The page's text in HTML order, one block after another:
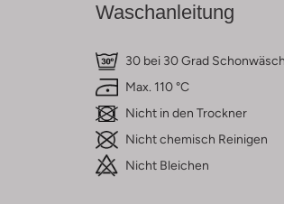
Waschanleitung
30 bei 30 Grad
Max. 110 °C
Nicht in den Trockner
Nicht chemisch Reinigen
Nicht Bleichen